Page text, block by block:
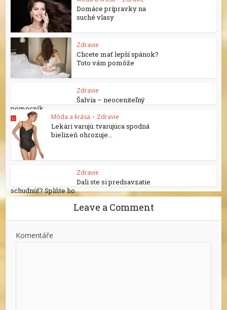
Domáce prípravky na
suché vlasy
Zdravie
Chcete mať lepší spánok?
Toto vám pomôže
Zdravie
Šalvia – neoceniteľný
pomocník
Móda a krása • Zdravie
Lekári varujú: tvarujúca spodná
bielizeň ohrozuje...
Zdravie
Dali ste si predsavzatie
schudnúť? Splňte ho
Leave a Comment
Komentáře